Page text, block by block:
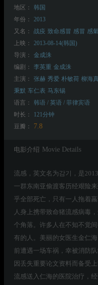
地区：
韩国
年份：
2013
又名：
战疫 致命感冒 感冒 感
上映：
2013-08-14(韩国)
导演：
金成洙
编剧：
李英重 金成洙
主演：
张赫 秀爱 朴敏荷 柳海真
秉默 车仁表 马东锡
语言：
韩语 / 英语 / 菲律宾语
时长：
121分钟
豆瓣：
7.8
电影介绍 Movie Details
流感，英文名为감기，是
一群东南亚偷渡客历经艰险
乎全部死亡，只有一人拖着
人身上携带致命猪流感病毒
个角落。许多人在不知不觉
有的人。美丽的女医生金仁
前遭遇一场车祸，幸被消防
因丢失重要论文资料而备受
流感送入仁海的医院治疗，